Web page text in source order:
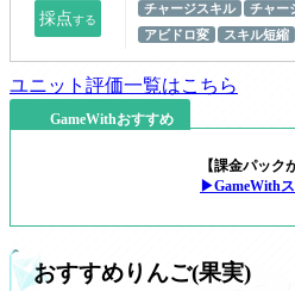
チャージスキル チャー
アビドロ変
スキル短縮
ユニット評価一覧はこちら
GameWithおすすめ
【課金パック
▶GameWith
おすすめりんご(果実)